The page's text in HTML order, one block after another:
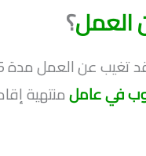
العمل؟
عن العمل مدة 15 يوما
في عاملمنتهية